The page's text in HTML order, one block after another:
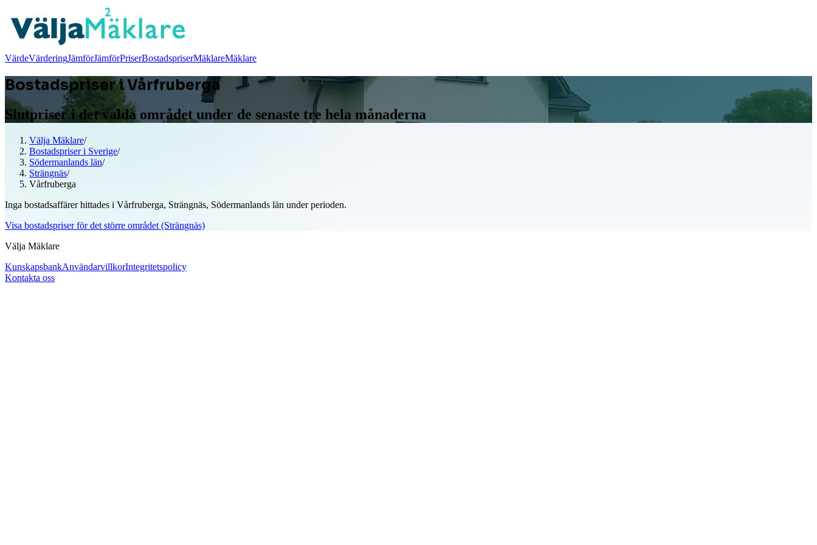
VärdeVärderingJämförJämförPriserBostadspriserMäklareMäklare
Bostadspriser i Vårfruberga
Slutpriser i det valda området under de senaste tre hela månaderna
Välja Mäklare/
Bostadspriser i Sverige/
Södermanlands län/
Strängnäs/
Vårfruberga
Inga bostadsaffärer hittades i Vårfruberga, Strängnäs, Södermanlands län under perioden.
Visa bostadspriser för det större området (Strängnäs)
Välja Mäklare
KunskapsbankAnvändarvillkorIntegritetspolicy
Kontakta oss